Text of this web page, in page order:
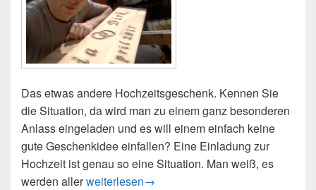
Das etwas andere Hochzeitsgeschenk. Kennen Sie
die Situation, da wird man zu einem ganz besonderen
Anlass eingeladen und es will einem einfach keine
gute Geschenkidee einfallen? Eine Einladung zur
Hochzeit ist genau so eine Situation. Man weiß, es
werden allerHochzeitsgeschenk aus Holz
weiterlesen→